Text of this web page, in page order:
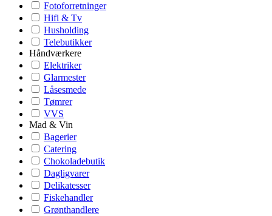
Fotoforretninger
Hifi & Tv
Husholding
Telebutikker
Håndværkere
Elektriker
Glarmester
Låsesmede
Tømrer
VVS
Mad & Vin
Bagerier
Catering
Chokoladebutik
Dagligvarer
Delikatesser
Fiskehandler
Grønthandlere